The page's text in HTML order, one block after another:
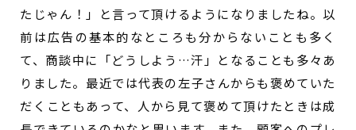
たじゃん！」と言って頂けるようになりましたね。以
前は広告の基本的なところも分からないことも多く
て、商談中に「どうしよう…汗」となることも多々あ
りました。最近では代表の左子さんからも褒めていた
だくこともあって、人から見て褒めて頂けたときは成